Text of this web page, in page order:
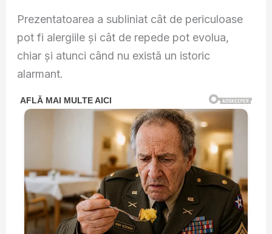
Prezentatoarea a subliniat cât de periculoase
pot fi alergiile și cât de repede pot evolua,
chiar și atunci când nu există un istoric
alarmant.